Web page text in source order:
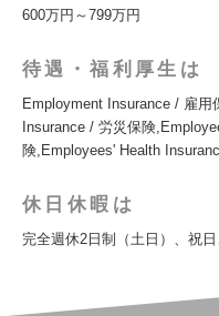
600万円～799万円
待遇・福利厚生は
Employment Insurance / 雇
Insurance / 労災保険
険,Employees' Health
休日休暇は
完全週休2日制（土日）、祝